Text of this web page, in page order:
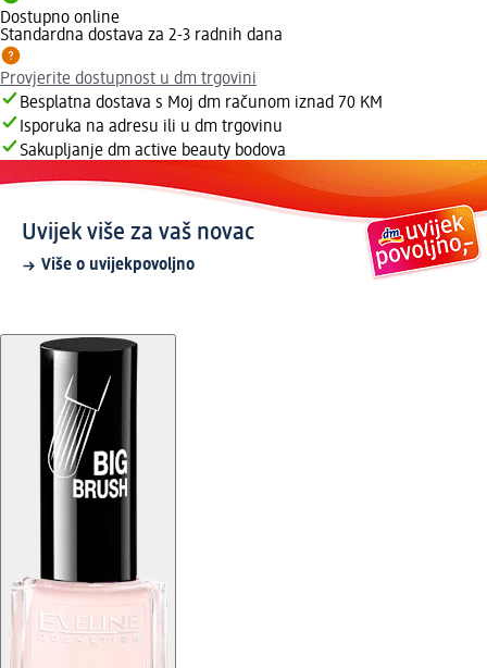
Dostupno online
Standardna dostava za 2-3 radnih dana
Provjerite dostupnost u dm trgovini
Besplatna dostava s Moj dm računom iznad 70 KM
Isporuka na adresu ili u dm trgovinu
Sakupljanje dm active beauty bodova
Uvijek više za vaš novac
Više o uvijekpovoljno